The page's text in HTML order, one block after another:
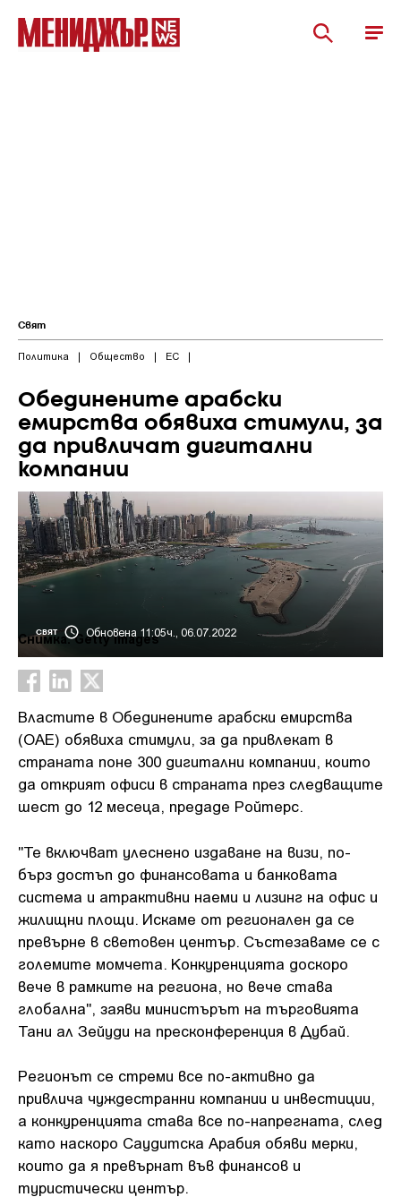
Свят
Политика | Общество | ЕС |
Обединените арабски
емирства обявиха стимули, за
да привличат дигитални
компании
СВЯТ Обновена 11:05ч., 06.07.2022
Снимка: Getty Images
Властите в Обединените арабски емирства
(ОАЕ) обявиха стимули, за да привлекат в
страната поне 300 дигитални компании, които
да открият офиси в страната през следващите
шест до 12 месеца, предаде Ройтерс.
"Те включват улеснено издаване на визи, по-
бърз достъп до финансовата и банковата
система и атрактивни наеми и лизинг на офис и
жилищни площи. Искаме от регионален да се
превърне в световен център. Състезаваме се с
големите момчета. Конкуренцията доскоро
вече в рамките на региона, но вече става
глобална", заяви министърът на търговията
Тани ал Зейуди на пресконференция в Дубай.
Регионът се стреми все по-активно да
привлича чуждестранни компании и инвестиции,
а конкуренцията става все по-напрегната, след
като наскоро Саудитска Арабия обяви мерки,
които да я превърнат във финансов и
туристически център.